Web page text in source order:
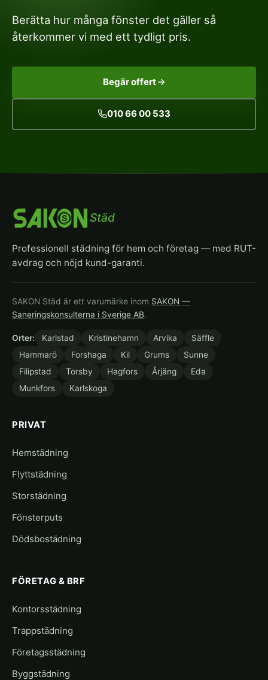
Berätta hur många fönster det gäller så
återkommer vi med ett tydligt pris.
Begär offert
010 66 00 533
Städ
Professionell städning för hem och företag — med RUT-
avdrag och nöjd kund-garanti.
SAKON Städ är ett varumärke inom SAKON —
Saneringskonsulterna i Sverige AB.
Orter: Karlstad Kristinehamn Arvika
Säffle
Hammarö
Forshaga Kil Grums
Sunne
Filipstad
Torsby Hagfors Årjäng
Eda
Munkfors
Karlskoga
PRIVAT
Hemstädning
Flyttstädning
Storstädning
Fönsterputs
Dödsbostädning
FÖRETAG & BRF
Kontorsstädning
Trappstädning
Företagsstädning
Byggstädning